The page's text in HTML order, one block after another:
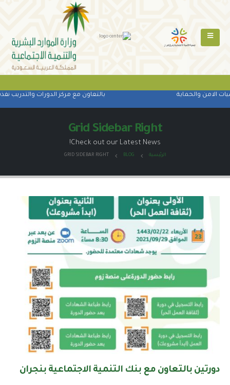
والحماية بالتعاون مع مركز الدورات والتدريب نفذت
Grid Sidebar Right
Check out our Latest News!
الرئيسية BLOG
GRID SIDEBAR RIGHT
دورتين بالتعاون مع بنك التنمية الاجتماعية بنجران